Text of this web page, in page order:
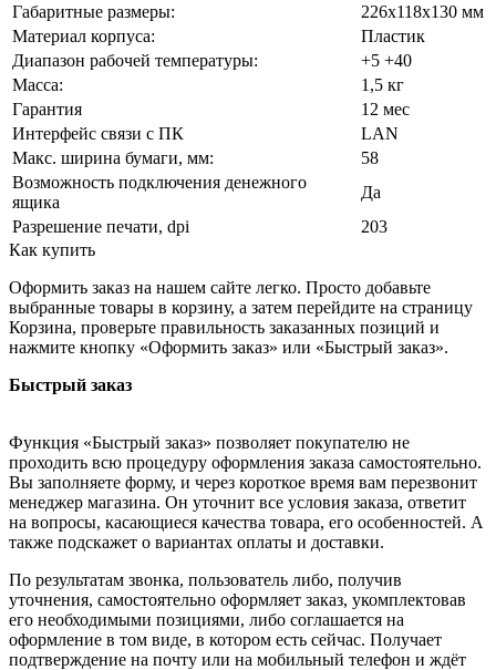
Габаритные размеры:
226х118х130 мм
Материал корпуса:
Пластик
Диапазон рабочей температуры:
+5 +40
Масса:
1,5 кг
Гарантия
12 мес
Интерфейс связи с ПК
LAN
Макс. ширина бумаги, мм:
58
Возможность подключения денежного
ящика
Да
Разрешение печати, dpi
203
Как купить
Оформить заказ на нашем сайте легко. Просто добавьте
выбранные товары в корзину, а затем перейдите на страницу
Корзина, проверьте правильность заказанных позиций и
нажмите кнопку «Оформить заказ» или «Быстрый заказ».
Быстрый заказ
Функция «Быстрый заказ» позволяет покупателю не
проходить всю процедуру оформления заказа самостоятельно.
Вы заполняете форму, и через короткое время вам перезвонит
менеджер магазина. Он уточнит все условия заказа, ответит
на вопросы, касающиеся качества товара, его особенностей. А
также подскажет о вариантах оплаты и доставки.
По результатам звонка, пользователь либо, получив
уточнения, самостоятельно оформляет заказ, укомплектовав
его необходимыми позициями, либо соглашается на
оформление в том виде, в котором есть сейчас. Получает
подтверждение на почту или на мобильный телефон и ждёт